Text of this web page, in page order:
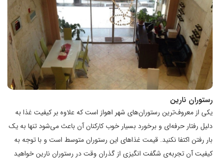
رستوران نارین
یکی از معروف‌ترین رستوران‌های شهر اهواز است که علاوه بر کیفیت غذا به
دلیل رفتار حرفه‌ای و برخورد بسیار خوب کارکنان آن باعث می‌شود تنها به یک
بار رفتن اکتفا نکنید. قیمت غذاهای این رستوران متوسط است و با توجه به
کیفیت آن تجربه‌ی شگفت انگیزی از گذران وقت در رستوران نارین خواهید